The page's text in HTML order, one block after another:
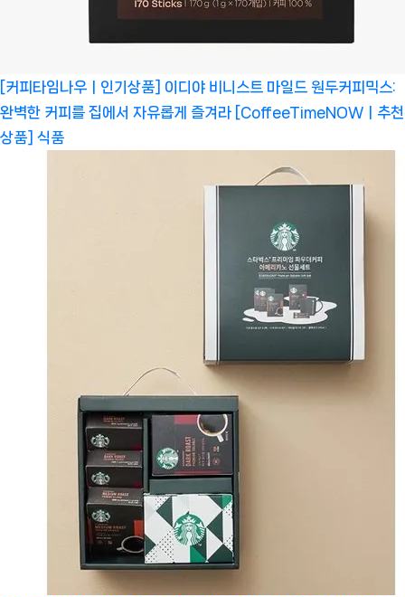
[커피타임나우ㅣ인기상품] 이디야 비니스트 마일드 원두커피믹스:
완벽한 커피를 집에서 자유롭게 즐겨라 [CoffeeTimeNOWㅣ추천
상품] 식품